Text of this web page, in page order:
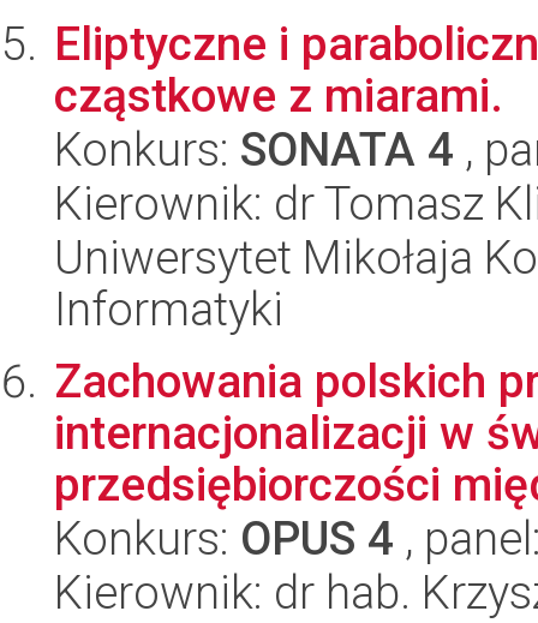
Eliptyczne i
cząstkowe z miarami.
Konkurs: SONATA 4 ,
Kierownik: dr Tomasz
Uniwersytet Mikołaja
Informatyki
Zachowania polskich
internacjonalizacji w
przedsiębiorczości
Konkurs: OPUS 4 ,
Kierownik: dr hab.